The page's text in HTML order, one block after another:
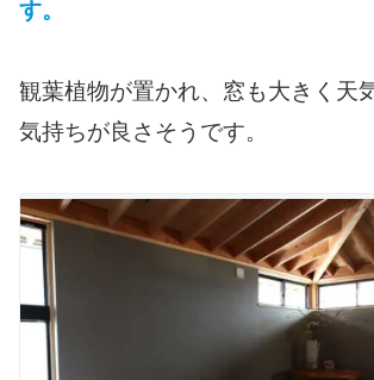
す。
観葉植物が置かれ、窓も大きく天
気持ちが良さそうです。